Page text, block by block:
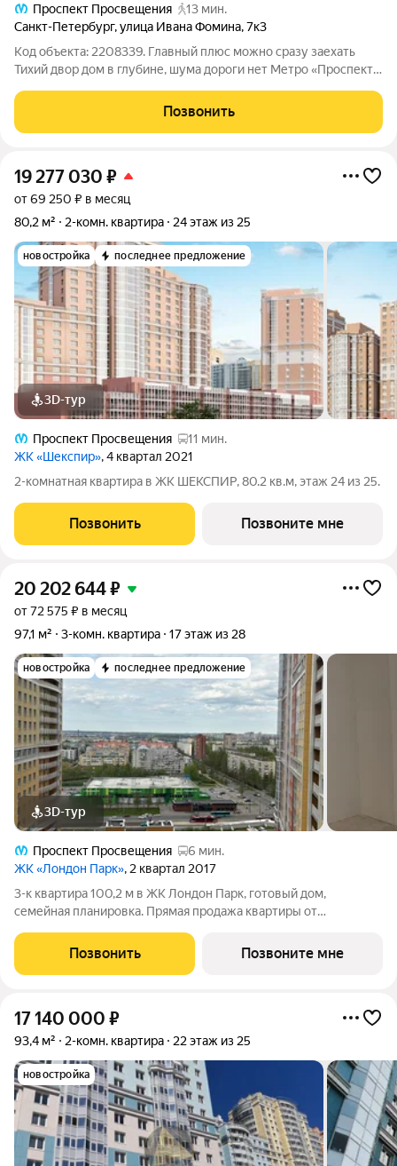
Проспект Просвещения
13 мин.
Санкт-Петербург,улица Ивана Фомина,7к3
Код объекта: 2208339. Главный плюс можно сразу заехать
Тихий двор дом в глубине, шума дороги нет Метро «Проспект
Кухня 8 м (отдельная) + большой балкон Огороженная
территория,
Позвонить
19 277 030 ₽
от 69 250 ₽ в месяц
80,2 м²
2-комн. квартира 24 этаж из 25
новостройка последнее предложение
3D-тур
Проспект Просвещения
11 мин.
ЖК «Шекспир», 4 квартал 2021
2-комнатная квартира в ЖК ШЕКСПИР, 80.2 кв.м, этаж 24 из 25.
Позвонить Позвоните мне
20 202 644₽
от 72 575 ₽ в месяц
97,1 м²
3-комн. квартира 17 этаж из 28
новостройка последнее предложение
3D-тур
Проспект Просвещения
6 мин.
ЖК «Лондон Парк», 2 квартал 2017
3-к квартира 100,2 м в ЖК Лондон Парк, готовый дом,
семейная планировка. Прямая продажа квартиры от
семьи с ребёнком или для тех, кому важно личное
пространство для каждого. Три полноценные
Позвонить Позвоните мне
17 140 000 ₽
93,4 м² 2-комн. квартира 22 этаж из 25
новостройка